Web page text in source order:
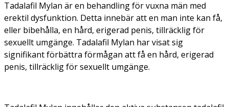
Tadalafil Mylan är en behandling för vuxna män med
erektil dysfunktion. Detta innebär att en man inte kan få,
eller bibehålla, en hård, erigerad penis, tillräcklig för
sexuellt umgänge. Tadalafil Mylan har visat sig
signifikant förbättra förmågan att få en hård, erigerad
penis, tillräcklig för sexuellt umgänge.